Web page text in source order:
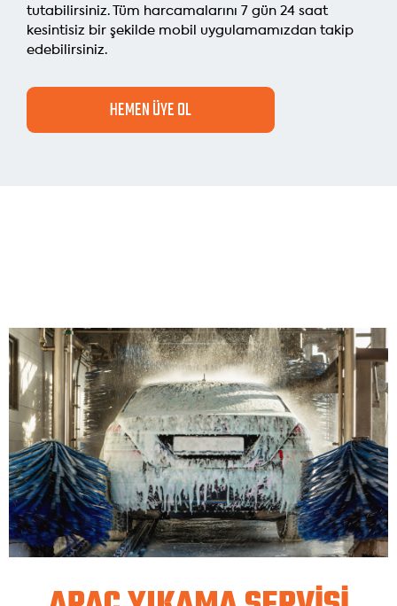
tutabilirsiniz. Tüm harcamalarını 7 gün 24 saat
kesintisiz bir şekilde mobil uygulamamızdan takip
edebilirsiniz.
HEMEN ÜYE OL